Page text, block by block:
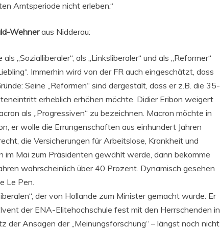
Amtsperiode nicht erleben.“
Wehneraus Nidderau:
„Sozialliberaler“, als „Linksliberaler“ und als „Reformer“
Immerhin wird von der FR auch eingeschätzt, dass
Seine „Reformen“ sind dergestalt, dass er z.B. die 35-
erheblich erhöhen möchte. Didier Eribon weigert
als „Progressiven“ zu bezeichnen. Macron möchte in
er wolle die Errungenschaften aus einhundert Jahren
die Versicherungen für Arbeitslose, Krankheit und
im Mai zum Präsidenten gewählt werde, dann bekomme
wahrscheinlich über 40 Prozent. Dynamisch gesehen
Le Pen.
der von Hollande zum Minister gemacht wurde. Er
der ENA-Elitehochschule fest mit den Herrschenden in
der Ansagen der „Meinungsforschung“ – längst noch nicht